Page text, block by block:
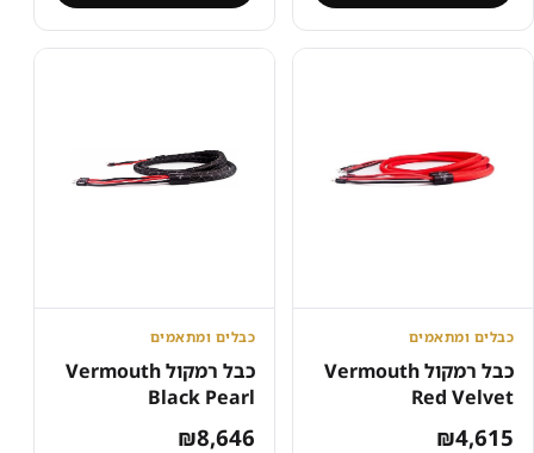
כבלים ומתאמים
כבל רמקול Vermouth
Red Velvet
₪4,615
כבלים ומתאמים
כבל רמקול Vermouth
Black Pearl
₪8,646